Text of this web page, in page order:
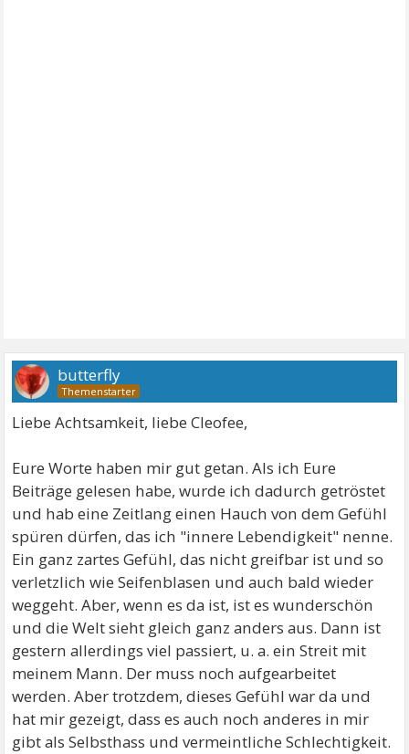
butterfly
Liebe Achtsamkeit, liebe Cleofee,
Eure Worte haben mir gut getan. Als ich Eure
Beiträge gelesen habe, wurde ich dadurch getröstet
und hab eine Zeitlang einen Hauch von dem Gefühl
spüren dürfen, das ich "innere Lebendigkeit" nenne.
Ein ganz zartes Gefühl, das nicht greifbar ist und so
verletzlich wie Seifenblasen und auch bald wieder
weggeht. Aber, wenn es da ist, ist es wunderschön
und die Welt sieht gleich ganz anders aus. Dann ist
gestern allerdings viel passiert, u. a. ein Streit mit
meinem Mann. Der muss noch aufgearbeitet
werden. Aber trotzdem, dieses Gefühl war da und
hat mir gezeigt, dass es auch noch anderes in mir
gibt als Selbsthass und vermeintliche Schlechtigkeit.